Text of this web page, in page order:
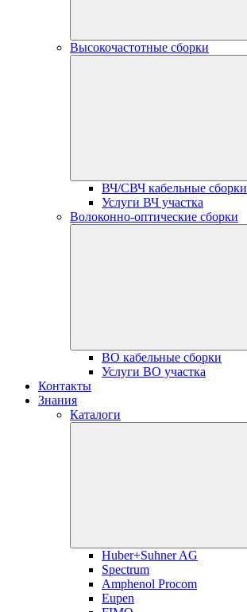
Высокочастотные сборки
ВЧ/СВЧ кабельные сборки
Услуги ВЧ участка
Волоконно-оптические сборки
ВО кабельные сборки
Услуги ВО участка
Контакты
Знания
Каталоги
Huber+Suhner AG
Spectrum
Amphenol Procom
Eupen